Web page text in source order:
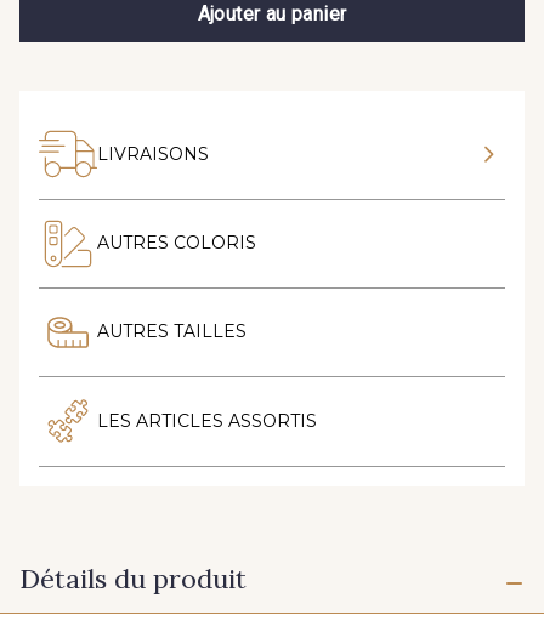
Ajouter au panier
LIVRAISONS
AUTRES COLORIS
AUTRES TAILLES
LES ARTICLES ASSORTIS
Détails du produit